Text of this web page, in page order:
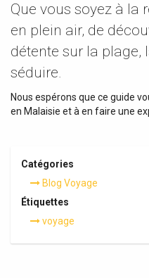
Que vous soyez à la
en plein air, de
détente sur la plage,
séduire.
Nous espérons que ce guide
en Malaisie et à en faire une
Catégories
Blog Voyage
Étiquettes
voyage